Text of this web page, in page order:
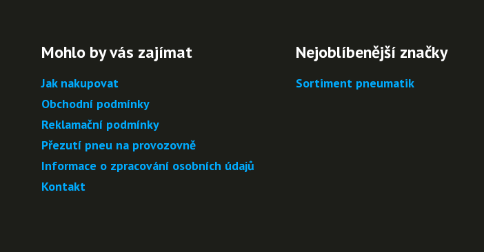
Mohlo by vás zajímat
Jak nakupovat
Obchodní podmínky
Reklamační podmínky
Přezutí pneu na provozovně
Informace o zpracování osobních údajů
Kontakt
Nejoblíbenější značky
Sortiment pneumatik